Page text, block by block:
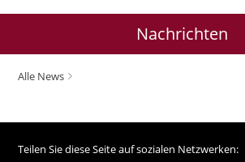
Nachrichten
Alle News
Teilen Sie diese Seite auf sozialen Netzwerken: